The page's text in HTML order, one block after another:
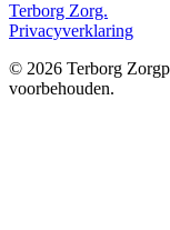
Terborg Zorg.
Privacyverklaring
© 2026 Terborg
voorbehouden.